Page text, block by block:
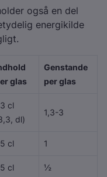
også en del
energikilde
glas
Genstande
per glas
cl
dl)
1,3-3
cl 1
cl ½